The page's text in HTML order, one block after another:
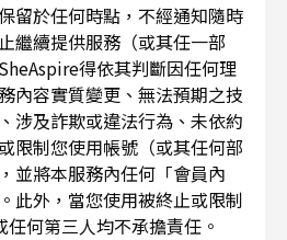
留於任何時點，不經通知隨時
繼續提供服務（或其任一部
得依其判斷因任何理
內容實質變更、無法預期之技
涉及詐欺或違法行為、未依約
限制您使用帳號（或其任何部
並將本服務內任何「會員內
此外，當您使用被終止或限制
何第三人均不承擔責任。